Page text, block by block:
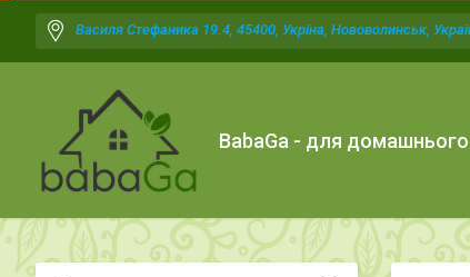
Василя Стефаника 19.4, 45400, Укрїна, Нововолинськ,
BabaGa - для